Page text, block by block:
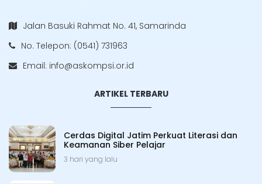
Jalan Basuki Rahmat No. 41, Samarinda
No. Telepon: (0541) 731963
Email: info@askompsi.or.id
ARTIKEL TERBARU
Cerdas Digital Jatim Perkuat Literasi dan
Keamanan Siber Pelajar
3 hari yang lalu